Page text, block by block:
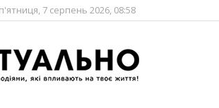
п'ятниця, 7 серпень 2026, 08:58